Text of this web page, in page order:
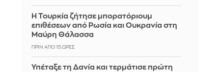
Η Τουρκία ζήτησε μπορατόριουμ
επιθέσεων από Ρωσία και Ουκρανία στη
Μαύρη Θάλασσα
ΠΡΙΝ ΑΠΌ 15 ΏΡΕΣ
Υπέταξε τη Δανία και τερμάτισε πρώτη